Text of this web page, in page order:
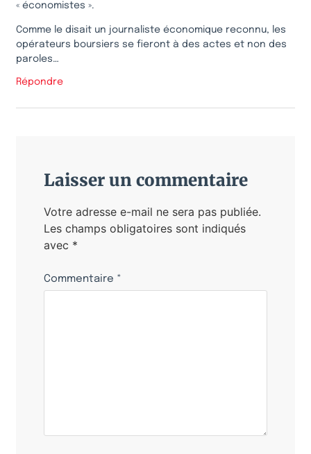
« économistes ».
Comme le disait un journaliste économique reconnu, les
opérateurs boursiers se fieront à des actes et non des
paroles…
Répondre
Laisser un commentaire
Votre adresse e-mail ne sera pas publiée.
Les champs obligatoires sont indiqués
avec *
Commentaire *